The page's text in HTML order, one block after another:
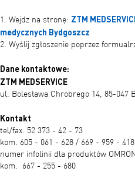
1. Wejdz na stronę: ZTM
medycznych Bydgoszcz
2. Wyślij zgłoszenie poprzez
Dane kontaktowe:
ZTM MEDSERVICE
ul. Bolesława Chrobrego 14, 85-047
Kontakt
tel/fax. 52 373 - 42 - 73
kom. 605 - 061 - 628 / 669 - 959 - 418
numer infolinii dla produktów OMRON
kom. 667 - 255 - 680